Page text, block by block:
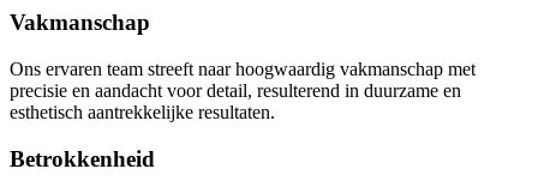
Vakmanschap
Ons ervaren team streeft naar hoogwaardig vakmanschap met
precisie en aandacht voor detail, resulterend in duurzame en
esthetisch aantrekkelijke resultaten.
Betrokkenheid